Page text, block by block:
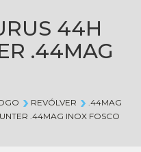
44H
.44MAG
REVÓLVER
.44MAG
.44MAG INOX FOSCO